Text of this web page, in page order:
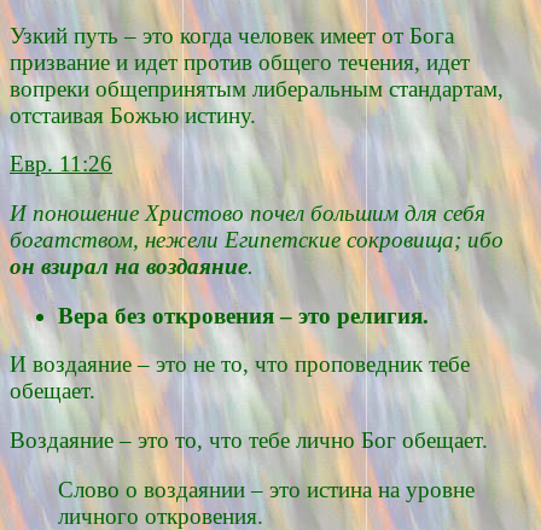
Узкий путь – это когда человек имеет от Бога
призвание и идет против общего течения, идет
вопреки общепринятым либеральным стандартам,
отстаивая Божью истину.
Евр. 11:26
И поношение Христово почел большим для себя
богатством, нежели Египетские сокровища; ибо
он взирал на воздаяние.
Вера без откровения – это религия.
И воздаяние – это не то, что проповедник тебе
обещает.
Воздаяние – это то, что тебе лично Бог обещает.
Слово о воздаянии – это истина на уровне
личного откровения.